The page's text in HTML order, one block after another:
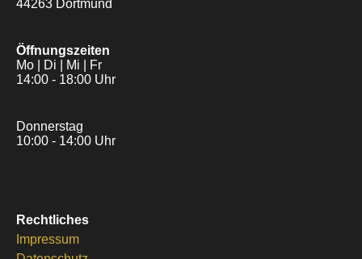
44263 Dortmund
Öffnungszeiten
Mo | Di | Mi | Fr
14:00 - 18:00 Uhr
Donnerstag
10:00 - 14:00 Uhr
Rechtliches
Impressum